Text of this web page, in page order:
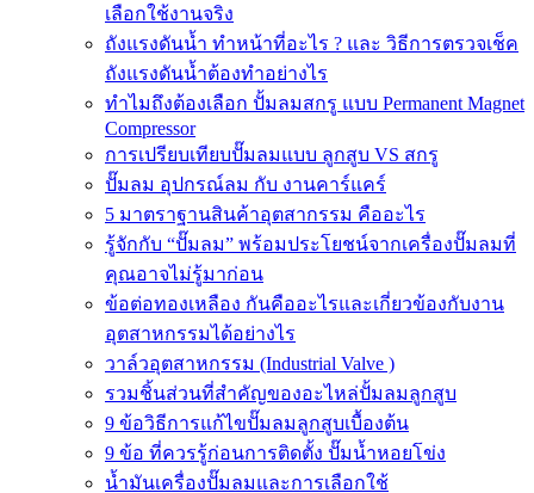
เลือกใช้งานจริง
ถังแรงดันน้ำ ทำหน้าที่อะไร ? และ วิธีการตรวจเช็ค
ถังแรงดันน้ำต้องทำอย่างไร
ทำไมถึงต้องเลือก ปั้มลมสกรู แบบ Permanent Magnet
Compressor
การเปรียบเทียบปั๊มลมแบบ ลูกสูบ VS สกรู
ปั๊มลม อุปกรณ์ลม กับ งานคาร์แคร์
5 มาตราฐานสินค้าอุตสากรรม คืออะไร
รู้จักกับ “ปั๊มลม” พร้อมประโยชน์จากเครื่องปั๊มลมที่
คุณอาจไม่รู้มาก่อน
ข้อต่อทองเหลือง กันคืออะไรและเกี่ยวข้องกับงาน
อุตสาหกรรมได้อย่างไร
วาล์วอุตสาหกรรม (Industrial Valve )
รวมชิ้นส่วนที่สำคัญของอะไหล่ปั้มลมลูกสูบ
9 ข้อวิธีการแก้ไขปั๊มลมลูกสูบเบื้องต้น
9 ข้อ ที่ควรรู้ก่อนการติดตั้ง ปั๊มน้ำหอยโข่ง
น้ำมันเครื่องปั๊มลมและการเลือกใช้